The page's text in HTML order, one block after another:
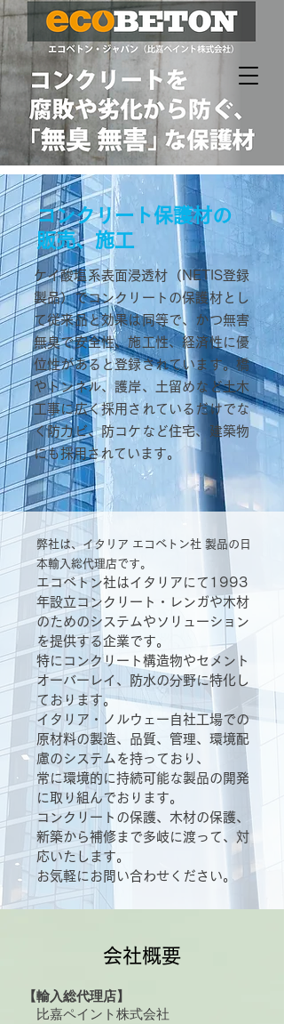
ケイ酸塩系表面浸透材（NETIS登録
製品）でコンクリートの保護材とし
て従来品と効果は同等で、かつ無害
無臭で安全性、施工性、経済性に優
位性があると登録されています。橋
やトンネル、護岸、土留めなど土木
工事に広く採用されているだけでな
く防力ビ、防コケなど住宅、建築物
にも採用されています。
コンクリート保護材の
販売、施工
弊社は、イタリア エコベトン社 製品の日
本輸入総代理店です。
エコベトン社はイタリアにて1993
年設立コンクリート・レンガや木材
のためのシステムやソリューション
を提供する企業です。
特にコンクリート構造物やセメント
オーバーレイ、防水の分野に特化し
ております。
イタリア・ノルウェー自社工場での
原材料の製造、品質、管理、環境配
慮のシステムを持っており、
常に環境的に持続可能な製品の開発
に取り組んでおります。
コンクリートの保護、木材の保護、
新築から補修まで多岐に渡って、対
応いたします。
お気軽にお問い合わせください。
​会社概要
【輸入総代理店】
比嘉ペイント株式会社